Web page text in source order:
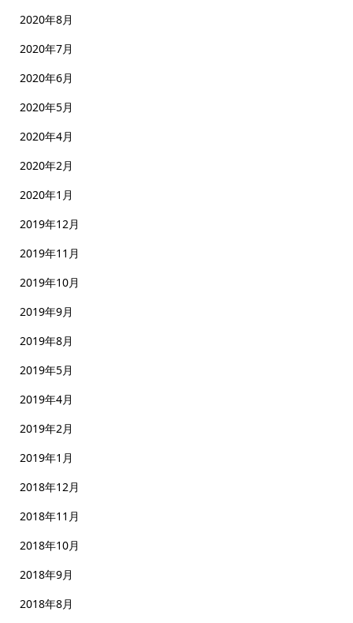
2020年8月
2020年7月
2020年6月
2020年5月
2020年4月
2020年2月
2020年1月
2019年12月
2019年11月
2019年10月
2019年9月
2019年8月
2019年5月
2019年4月
2019年2月
2019年1月
2018年12月
2018年11月
2018年10月
2018年9月
2018年8月